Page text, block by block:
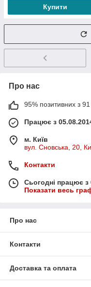
Купити
Про нас
95% позитивних з 91
Працює з
м. Київ
вул. Сновська, 20,
Контакти
Сьогодні працює з
Показати весь
Про нас
Контакти
Доставка та оплата